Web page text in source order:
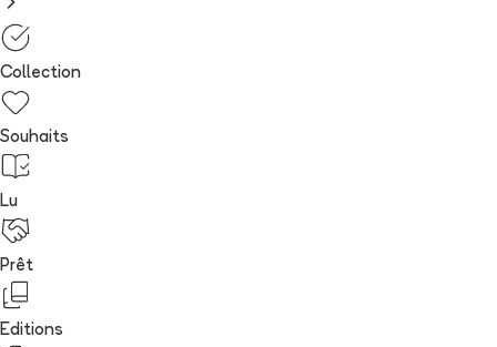
Collection
Souhaits
Lu
Prêt
Editions